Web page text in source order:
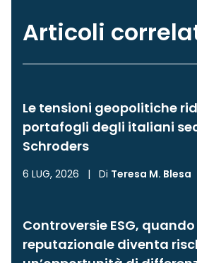
Articoli
Le tensioni geopolitiche
portafogli degli italiani
Schroders
6 LUG, 2026 | Di Teresa M. Blesa
Controversie ESG,
reputazionale diventa